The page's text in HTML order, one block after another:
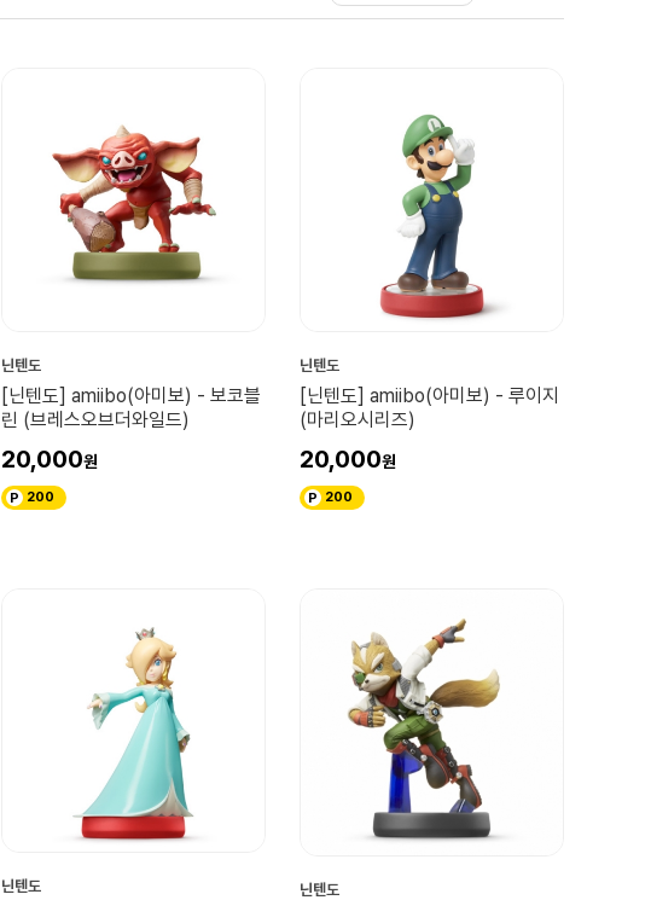
닌텐도
[닌텐도] amiibo(아미보) - 보코블
린 (브레스오브더와일드)
20,000
200
닌텐도
[닌텐도] amiibo(아미보) - 루이지
(마리오시리즈)
20,000
200
닌텐도 닌텐도